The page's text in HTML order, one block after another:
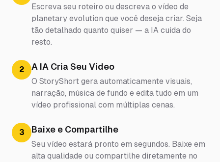
Escreva seu roteiro ou descreva o vídeo de
planetary evolution que você deseja criar. Seja
tão detalhado quanto quiser — a IA cuida do
resto.
2 A IA Cria Seu Vídeo
O StoryShort gera automaticamente visuais,
narração, música de fundo e edita tudo em um
vídeo profissional com múltiplas cenas.
3 Baixe e Compartilhe
Seu vídeo estará pronto em segundos. Baixe em
alta qualidade ou compartilhe diretamente no